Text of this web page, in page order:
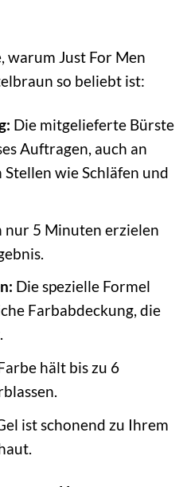
warum Just For Men
so beliebt ist:
Die mitgelieferte Bürste
Auftragen, auch an
wie Schläfen und
nur 5 Minuten erzielen
Die spezielle Formel
Farbabdeckung, die
hält bis zu 6
ist schonend zu Ihrem